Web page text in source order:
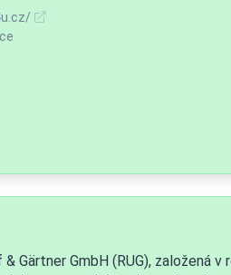
Gärtner GmbH (RUG), založená v